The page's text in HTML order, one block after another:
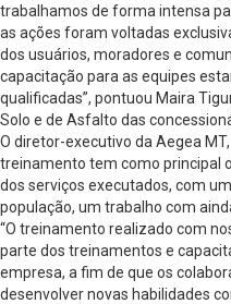
trabalhamos de forma intensa
as ações foram voltadas
dos usuários, moradores e
capacitação para as equipes
qualificadas”, pontuou Maira
Solo e de Asfalto das
O diretor-executivo da Aegea
treinamento tem como principal
dos serviços executados, com
população, um trabalho com
“O treinamento realizado com
parte dos treinamentos e
empresa, a fim de que os
desenvolver novas habilidades